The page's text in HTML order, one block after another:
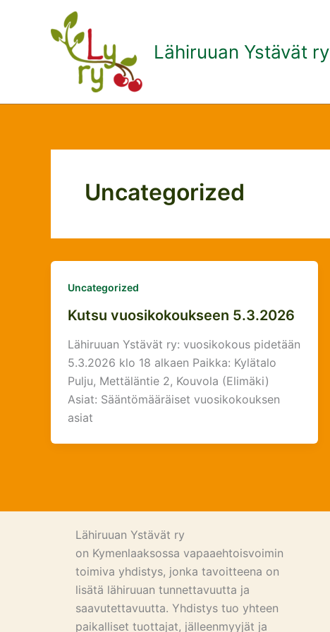
Lähiruuan Ystävät ry
Uncategorized
Uncategorized
Kutsu vuosikokoukseen 5.3.2026
Lähiruuan Ystävät ry: vuosikokous pidetään
5.3.2026 klo 18 alkaen Paikka: Kylätalo
Pulju, Mettäläntie 2, Kouvola (Elimäki)
Asiat: Sääntömääräiset vuosikokouksen
asiat
Lähiruuan Ystävät ry
on Kymenlaaksossa vapaaehtoisvoimin
toimiva yhdistys, jonka tavoitteena on
lisätä lähiruuan tunnettavuutta ja
saavutettavuutta. Yhdistys tuo yhteen
paikalliset tuottajat, jälleenmyyjät ja